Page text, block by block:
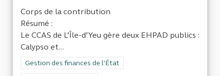
Corps de la contribution
Résumé :
Le CCAS de L’Île-d’Yeu gère deux EHPAD publics :
Calypso et...
Filtrer les résultats de la catégorie : Gestion des finances de
Gestion des finances de l'État